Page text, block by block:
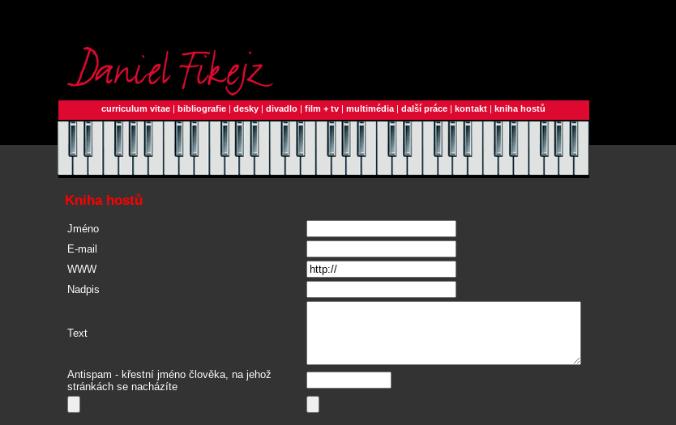
curriculum vitae | bibliografie | desky | divadlo | film + tv | multimédia | další práce | kontakt | kniha hostů
Kniha hostů
Jméno
E-mail
WWW
Nadpis
Text
Antispam - křestní jméno člověka, na jehož
stránkách se nacházíte